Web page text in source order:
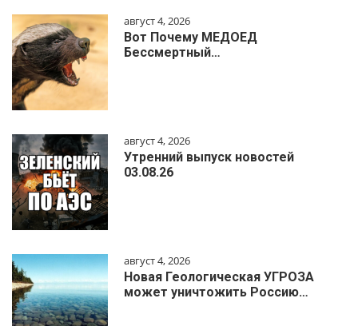
август 4, 2026
Вот Почему МЕДОЕД
Бессмертный…
август 4, 2026
Утренний выпуск новостей
03.08.26
август 4, 2026
Новая Геологическая УГРОЗА
может уничтожить Россию…